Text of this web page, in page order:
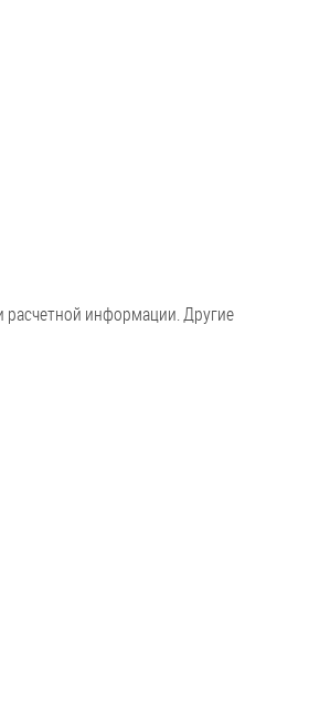
информации. Другие